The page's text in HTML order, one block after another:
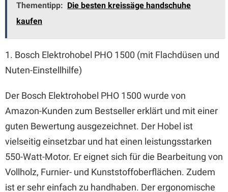
Thementipp: Die besten kreissäge handschuhe
kaufen
1. Bosch Elektrohobel PHO 1500 (mit Flachdüsen und
Nuten-Einstellhilfe)
Der Bosch Elektrohobel PHO 1500 wurde von
Amazon-Kunden zum Bestseller erklärt und mit einer
guten Bewertung ausgezeichnet. Der Hobel ist
vielseitig einsetzbar und hat einen leistungsstarken
550-Watt-Motor. Er eignet sich für die Bearbeitung von
Vollholz, Furnier- und Kunststoffoberflächen. Zudem
ist er sehr einfach zu handhaben. Der ergonomische